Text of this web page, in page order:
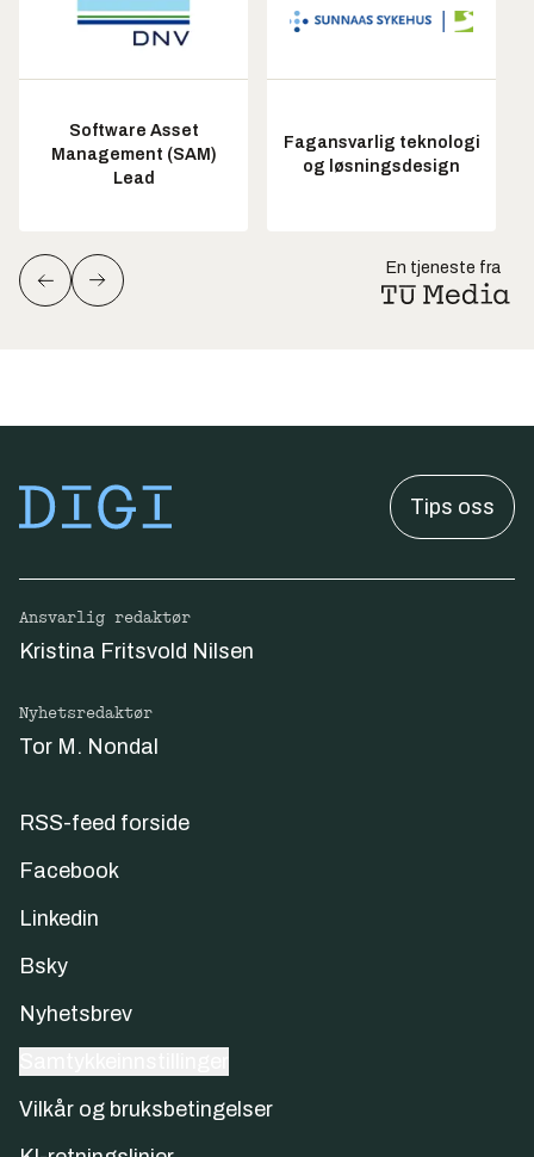
Software Asset
Management (SAM)
Lead
Fagansvarlig teknologi
og løsningsdesign
En tjeneste fra
Tips oss
Ansvarlig redaktør
Kristina Fritsvold Nilsen
Nyhetsredaktør
Tor M. Nondal
RSS-feed forside
Facebook
Linkedin
Bsky
Nyhetsbrev
Vilkår og bruksbetingelser